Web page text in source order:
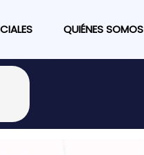
QUIÉNES SOMOS